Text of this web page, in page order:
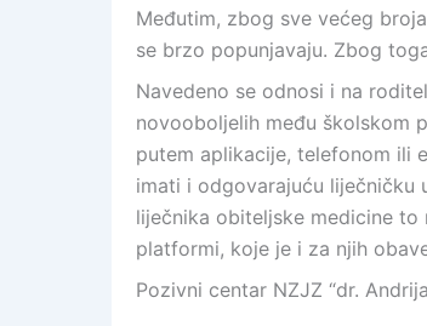
Međutim, zbog sve većeg
se brzo popunjavaju. Zbog
Navedeno se odnosi i na
novooboljelih među školskom
putem aplikacije, telefonom ili
imati i odgovarajuću liječničku
liječnika obiteljske medicine
platformi, koje je i za njih
Pozivni centar NZJZ “dr.